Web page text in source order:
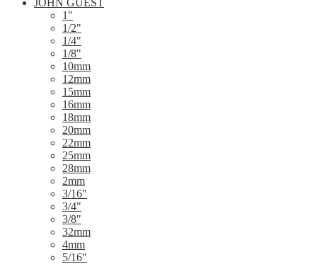
JOHN GUEST
1"
1/2"
1/4"
1/8"
10mm
12mm
15mm
16mm
18mm
20mm
22mm
25mm
28mm
2mm
3/16"
3/4"
3/8"
32mm
4mm
5/16"